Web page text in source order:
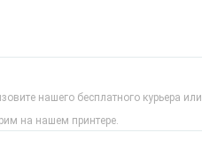
нашего бесплатного курьера или
на нашем принтере.